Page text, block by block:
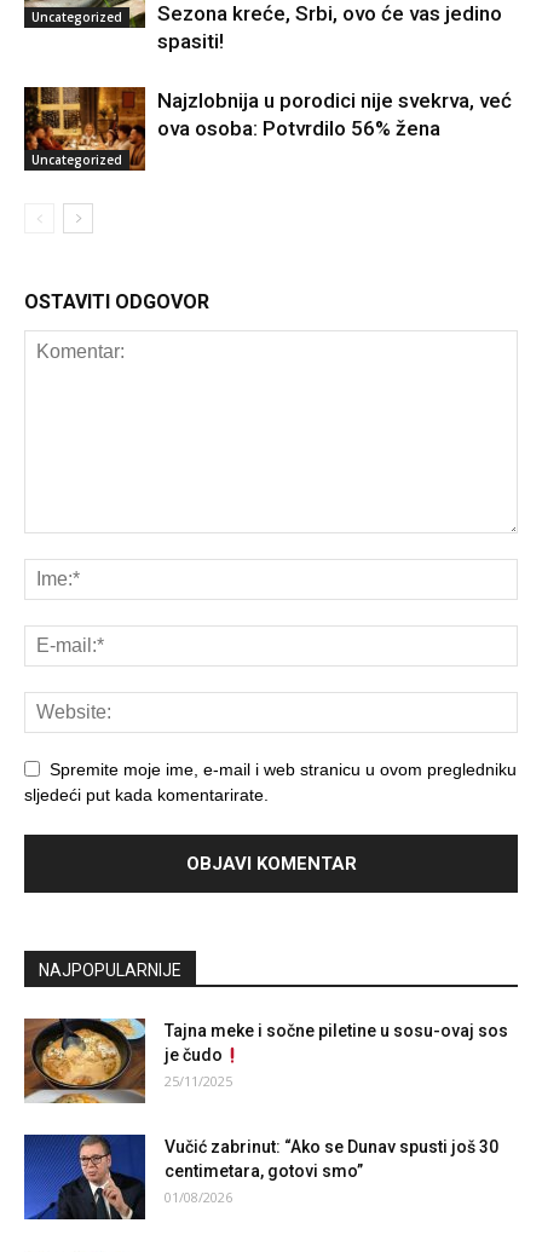
Uncategorized
Sezona kreće, Srbi, ovo će vas jedino
spasiti!
Uncategorized
Najzlobnija u porodici nije svekrva, već
ova osoba: Potvrdilo 56% žena
OSTAVITI ODGOVOR
Spremite moje ime, e-mail i web stranicu u ovom pregledniku
sljedeći put kada komentarirate.
NAJPOPULARNIJE
Tajna meke i sočne piletine u sosu-ovaj sos
je čudo
25/11/2025
Vučić zabrinut: “Ako se Dunav spusti još 30
centimetara, gotovi smo”
01/08/2026